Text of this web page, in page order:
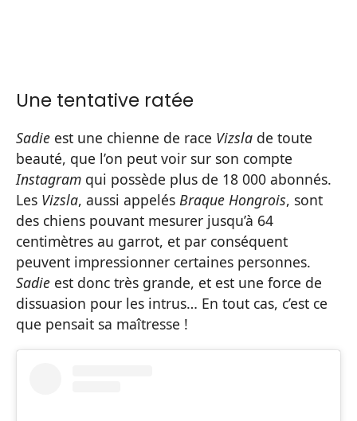
Une tentative ratée
Sadie est une chienne de race Vizsla de toute
beauté, que l’on peut voir sur son compte
Instagram qui possède plus de 18 000 abonnés.
Les Vizsla, aussi appelés Braque Hongrois, sont
des chiens pouvant mesurer jusqu’à 64
centimètres au garrot, et par conséquent
peuvent impressionner certaines personnes.
Sadie est donc très grande, et est une force de
dissuasion pour les intrus… En tout cas, c’est ce
que pensait sa maîtresse !